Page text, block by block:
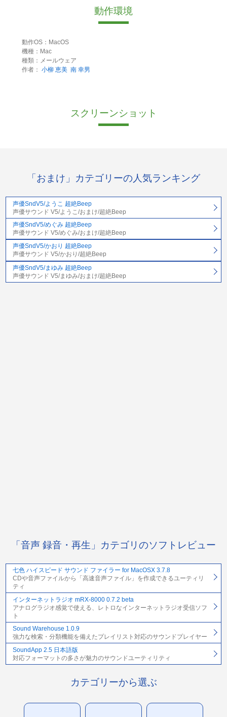
動作環境
動作OS：MacOS
機種：Mac
種類：メールウェア
作者： 小柳 恵美 南 幸男
スクリーンショット
「おまけ」カテゴリーの人気ランキング
声優SndV5/ようこ 超絶Beep
声優サウンド V5/ようこ/おまけ/超絶Beep
声優SndV5/めぐみ 超絶Beep
声優サウンド V5/めぐみ/おまけ/超絶Beep
声優SndV5/かおり 超絶Beep
声優サウンド V5/かおり/超絶Beep
声優SndV5/まゆみ 超絶Beep
声優サウンド V5/まゆみ/おまけ/超絶Beep
「音声 録音・再生」カテゴリのソフトレビュー
七色 ハイスピード サウンド ファイラー for MacOSX 3.7.8
CDや音声ファイルから「高速音声ファイル」を作成できるユーティリ
ティ
インターネットラジオ mRX-8000 0.7.2 beta
アナログラジオ感覚で使える、レトロなインターネットラジオ受信ソフ
ト
Sound Warehouse 1.0.9
強力な検索・分類機能を備えたプレイリスト対応のサウンドプレイヤー
SoundApp 2.5 日本語版
対応フォーマットの多さが魅力のサウンドユーティリティ
カテゴリーから選ぶ